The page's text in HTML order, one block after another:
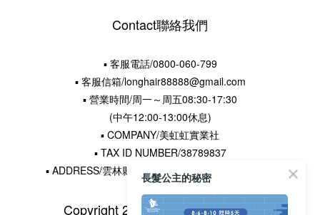
Contact聯絡我們
▪ 客服電話/0800-060-799
▪ 客服信箱/longhair88888@gmail.com
▪ 營業時間/周一～周五08:30-17:30
(中午12:00-13:00休息)
▪ COMPANY/美虹虹實業社
▪ TAX ID NUMBER/38789837
▪ ADDRESS/雲林縣水林鄉土厝村16鄰王厝寮22-5號
Copyright 2015 © 長髮公主的秘密
長髮公主的秘密